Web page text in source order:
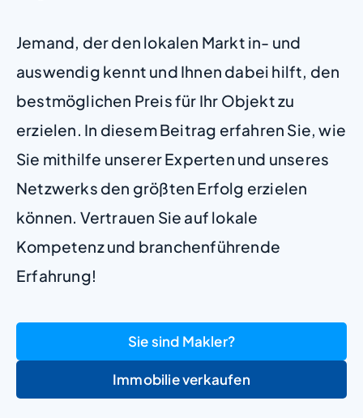
Jemand, der den lokalen Markt in- und
auswendig kennt und Ihnen dabei hilft, den
bestmöglichen Preis für Ihr Objekt zu
erzielen. In diesem Beitrag erfahren Sie, wie
Sie mithilfe unserer Experten und unseres
Netzwerks den größten Erfolg erzielen
können. Vertrauen Sie auf lokale
Kompetenz und branchenführende
Erfahrung!
Sie sind Makler?
Immobilie verkaufen